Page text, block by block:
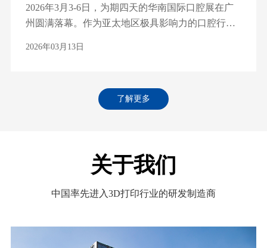
入了解企业的生产规模、技术实力及品质标准，不
仅增强了双方长期合作的信心，也为未来...
PioCreat 展示了 IPX2 的定制鞋垫应用方案，针对扁
平足、高弓足及足部健康问题，通过足部数据分析
与数字化建模，实现更加精准的受力优化与个性化
形器解决方案的个性化结构设计与高精度制造，帮
助提升矫形器贴合度与生产效率，为康复辅具数字
数化设计，实现减震缓压、透气舒适等功能需求，
展会期间，PioCreat 与来自全球多个国家和地区的
流、个性化康复应用及智能制造等话题展开讨论。
越来越多行业用户开始关注3D打印在医疗领域中的
2026年3月3-6日，为期四天的华南国际口腔展在广
州圆满落幕。作为亚太地区极具影响力的口腔行业
口腔医生与行业专家，共同展示数字化牙科领域的
Mini的首次公开展示。凭借创新的设计理念和贴合
展会，PioCreat全新产品 PioNext Mini 迎来线下首
秀，成为现场最闪亮的焦点。PioNext Mini专为牙科
诊所椅旁应用场景设计，整机尺寸仅 200×170×241
境。设备采用打印与固化一体化设计，无需额外固
化设备即可完成完整制作流程，进一步简化椅旁数
2026年03月13日
了解更多
关于我们
中国率先进入3D打印行业的研发制造商